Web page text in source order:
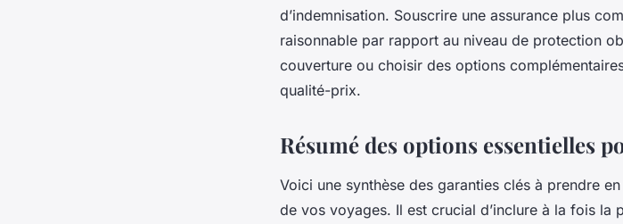
d’indemnisation. Souscrire une assurance plus
raisonnable par rapport au niveau de protection
couverture ou choisir des options
qualité-prix.
Résumé des options essentielles
Voici une synthèse des garanties clés à prendre
de vos voyages. Il est crucial d’inclure à la fois la